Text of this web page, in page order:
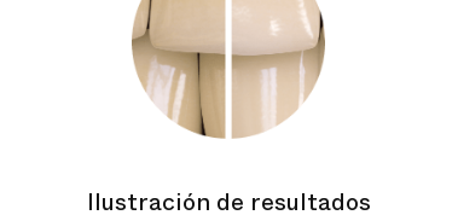
Ilustración de resultados